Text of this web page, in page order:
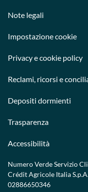
Note legali
Impostazione cookie
Privacy e cookie policy
Reclami, ricorsi e
Depositi dormienti
Trasparenza
Accessibilità
Numero Verde Servizio
Crédit Agricole Italia
02886650346